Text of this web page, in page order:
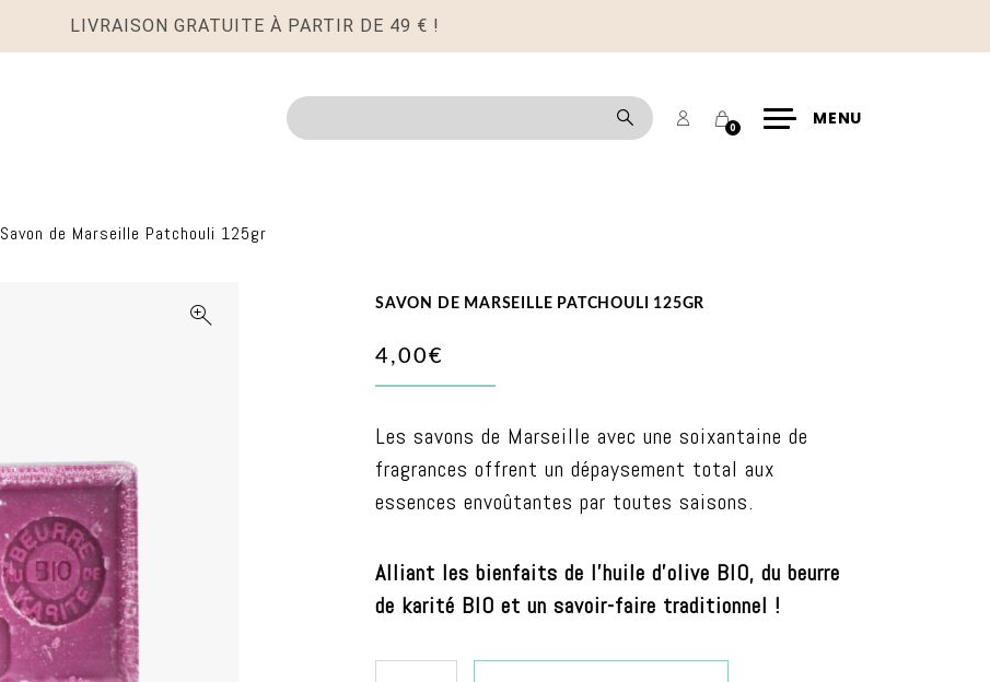
LIVRAISON GRATUITE À PARTIR DE 49 € !
Recherche Rechercher
MonPanier
0 MENU
Savon de Marseille Patchouli 125gr
SAVON DE MARSEILLE PATCHOULI 125GR
4,00€
Les savons de Marseille avec une soixantaine de
fragrances offrent un dépaysement total aux
essences envoûtantes par toutes saisons.
Alliant les bienfaits de l’huile d’olive BIO, du beurre
de karité BIO et un savoir-faire traditionnel !